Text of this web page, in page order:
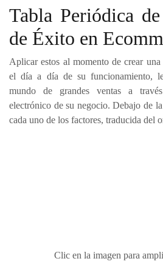
Tabla Periódica
de Éxito en
Aplicar estos al momento de crear
el día a día de su funcionamiento,
mundo de grandes ventas a
electrónico de su negocio. Debajo de
cada uno de los factores, traducida del
Clic en la imagen para